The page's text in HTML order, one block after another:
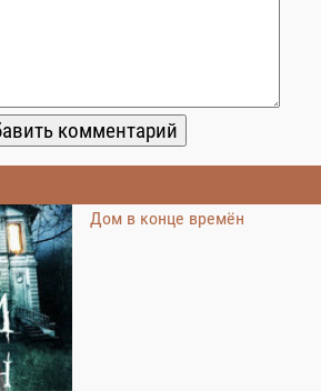
Дом в конце времён